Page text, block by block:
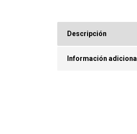
Descripción
Información adicional